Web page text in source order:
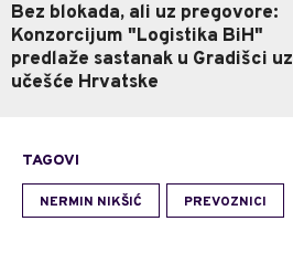
Bez blokada, ali uz pregovore:
Konzorcijum "Logistika BiH"
predlaže sastanak u Gradišci uz
učešće Hrvatske
TAGOVI
NERMIN NIKŠIĆ PREVOZNICI